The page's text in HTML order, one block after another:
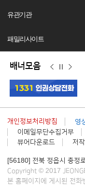
유관기관
패밀리사이트
배너모음
이
전
정
지
다
음
개인정보처리방침
영
이메일무단수집거부
뷰어다운로드
저
[56180] 전북 정읍시 충정
Copyright © 2017
본 홈페이지에 게시된 전화